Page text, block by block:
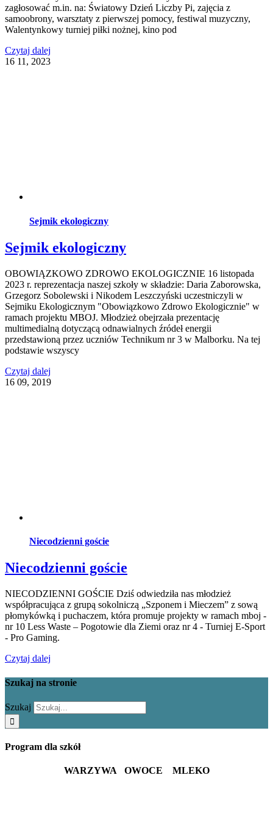
zagłosować m.in. na: Światowy Dzień Liczby Pi, zajęcia z
samoobrony, warsztaty z pierwszej pomocy, festiwal muzyczny,
Walentynkowy turniej piłki nożnej, kino pod
Czytaj dalej
16 11, 2023
Sejmik ekologiczny
Sejmik ekologiczny
OBOWIĄZKOWO ZDROWO EKOLOGICZNIE 16 listopada
2023 r. reprezentacja naszej szkoły w składzie: Daria Zaborowska,
Grzegorz Sobolewski i Nikodem Leszczyński uczestniczyli w
Sejmiku Ekologicznym "Obowiązkowo Zdrowo Ekologicznie" w
ramach projektu MBOJ. Młodzież obejrzała prezentację
multimedialną dotyczącą odnawialnych źródeł energii
przedstawioną przez uczniów Technikum nr 3 w Malborku. Na tej
podstawie wszyscy
Czytaj dalej
16 09, 2019
Niecodzienni goście
Niecodzienni goście
NIECODZIENNI GOŚCIE Dziś odwiedziła nas młodzież
współpracująca z grupą sokolniczą „Szponem i Mieczem” z sową
płomykówką i puchaczem, która promuje projekty w ramach mboj -
nr 10 Less Waste – Pogotowie dla Ziemi oraz nr 4 - Turniej E-Sport
- Pro Gaming.
Czytaj dalej
Szukaj na stronie
Szukaj
Program dla szkół
WARZYWA OWOCE MLEKO